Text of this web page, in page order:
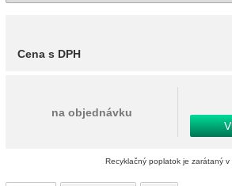
Cena s DPH
na objednávku
Recyklačný poplatok je zarátaný v